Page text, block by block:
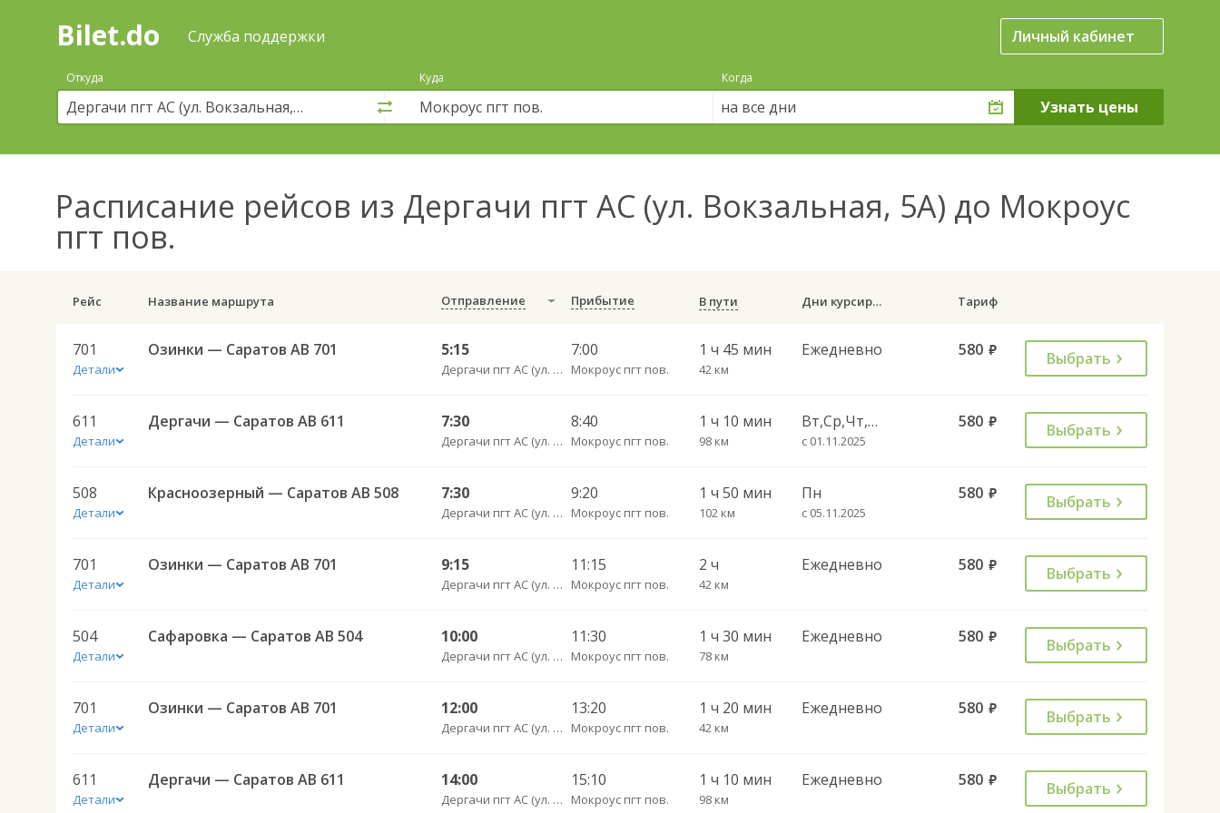
Поиск
покупка
билетов
автобус
онлайн
Bilet.do Служба поддержки Личный кабинет
Откуда Куда Когда
на все дни
Расписание рейсов из Дергачи пгт АС (ул. Вокзальная, 5А) до Мокроус
пгт пов.
Рейс Название маршрута Отправление Прибытие В пути Дни курсирования Тариф
701
Детали
Озинки — Саратов АВ 701 5:15
Дергачи пгт АС (ул. Вокзальная, 5А)
7:00
Мокроус пгт пов.
1 ч 45 мин
42 км
Ежедневно 580 руб. Выбрать
611
Детали
Дергачи — Саратов АВ 611 7:30
Дергачи пгт АС (ул. Вокзальная, 5А)
8:40
Мокроус пгт пов.
1 ч 10 мин
98 км
Вт,Ср,Чт,Пт,Вс
с 01.11.2025
580 руб. Выбрать
508
Детали
Красноозерный — Саратов АВ 508 7:30
Дергачи пгт АС (ул. Вокзальная, 5А)
9:20
Мокроус пгт пов.
1 ч 50 мин
102 км
Пн
с 05.11.2025
580 руб. Выбрать
701
Детали
Озинки — Саратов АВ 701 9:15
Дергачи пгт АС (ул. Вокзальная, 5А)
11:15
Мокроус пгт пов.
2 ч
42 км
Ежедневно 580 руб. Выбрать
504
Детали
Сафаровка — Саратов АВ 504 10:00
Дергачи пгт АС (ул. Вокзальная, 5А)
11:30
Мокроус пгт пов.
1 ч 30 мин
78 км
Ежедневно 580 руб. Выбрать
701
Детали
Озинки — Саратов АВ 701 12:00
Дергачи пгт АС (ул. Вокзальная, 5А)
13:20
Мокроус пгт пов.
1 ч 20 мин
42 км
Ежедневно 580 руб. Выбрать
611
Детали
Дергачи — Саратов АВ 611 14:00
Дергачи пгт АС (ул. Вокзальная, 5А)
15:10
Мокроус пгт пов.
1 ч 10 мин
98 км
Ежедневно 580 руб. Выбрать